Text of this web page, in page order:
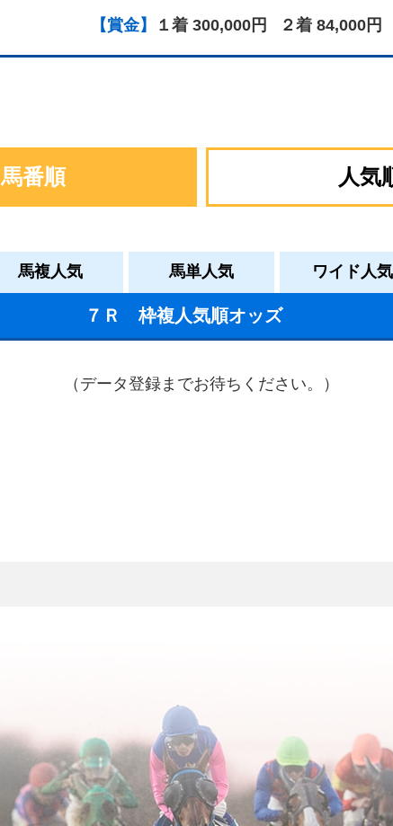
【賞金】 １着 300,000円 ２着 84,000円
馬番順 人気
馬複人気 馬単人気 ワイド人気
７Ｒ 枠複人気順オッズ
（データ登録までお待ちください。）